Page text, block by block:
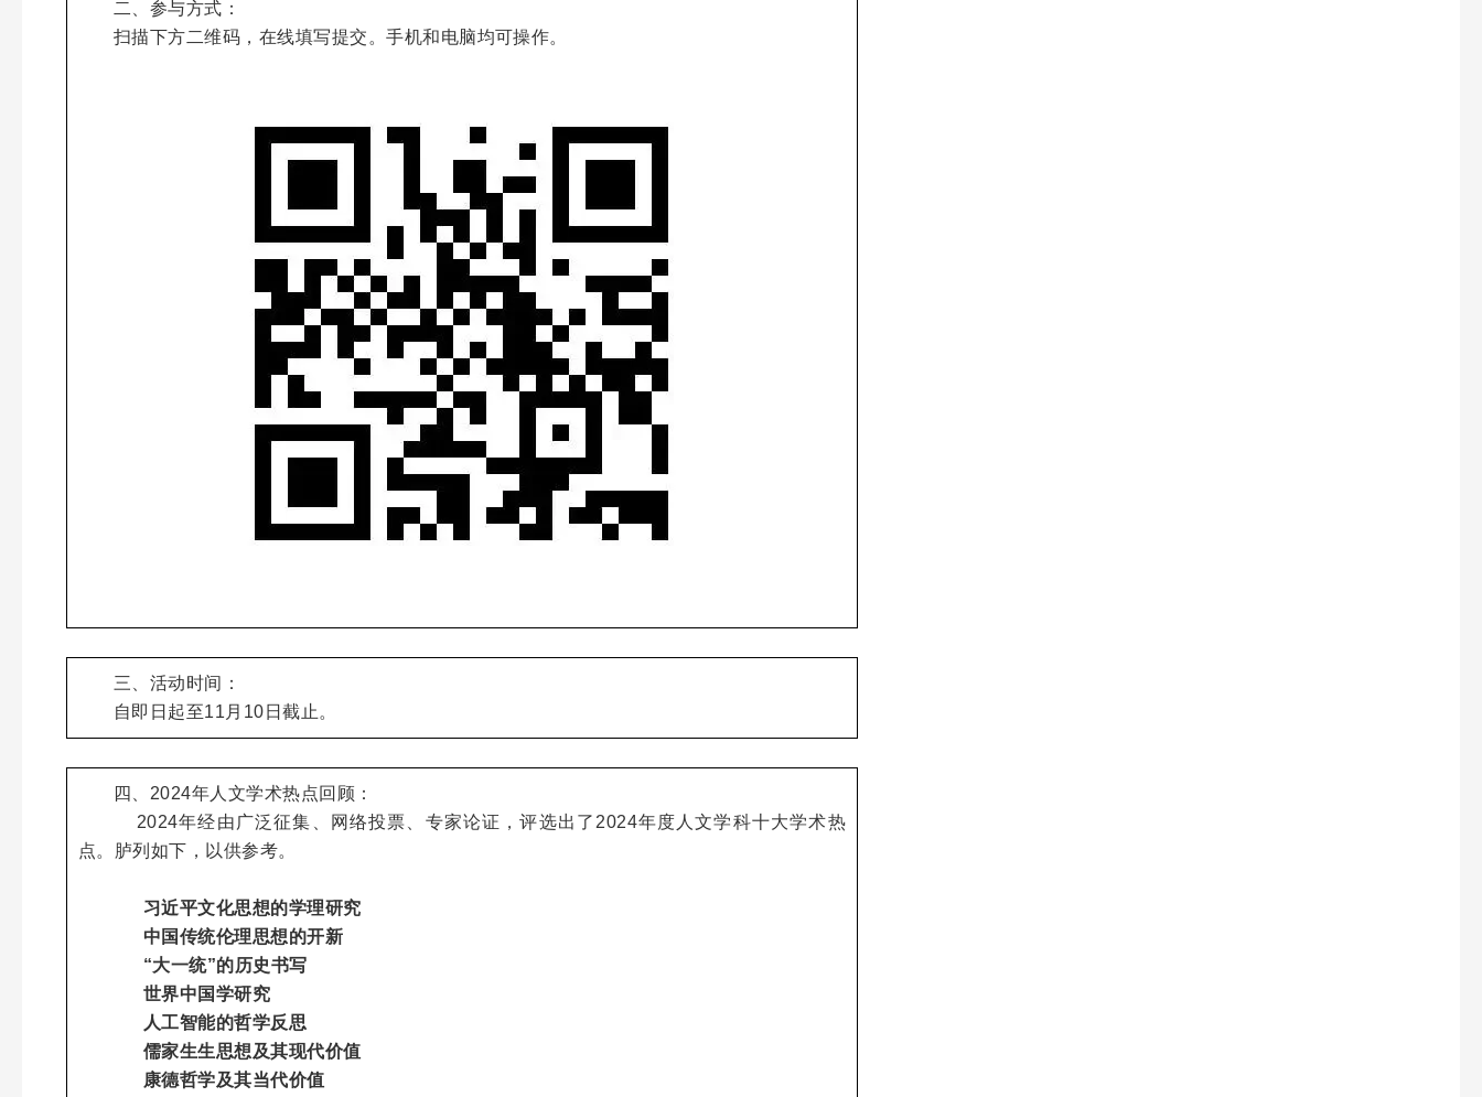
二、参与方式：
扫描下方二维码，在线填写提交。手机和电脑均可操作。
三、活动时间：
自即日起至11月10日截止。
四、2024年人文学术热点回顾：
2024年经由广泛征集、网络投票、专家论证，评选出了2024年度人文学科十大学术热
点。胪列如下，以供参考。
习近平文化思想的学理研究
中国传统伦理思想的开新
“大一统”的历史书写
世界中国学研究
人工智能的哲学反思
儒家生生思想及其现代价值
康德哲学及其当代价值